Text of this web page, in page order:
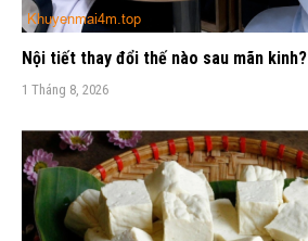
Nội tiết thay đổi thế nào sau mãn kinh?
1 Tháng 8, 2026